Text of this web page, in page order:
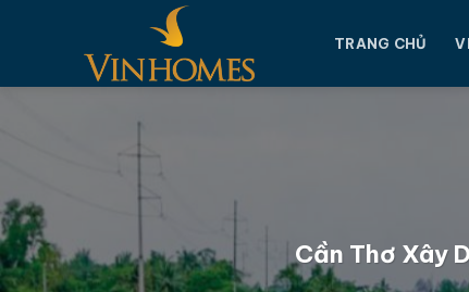
dung
TRANG CHỦ
Cần Thơ Xây